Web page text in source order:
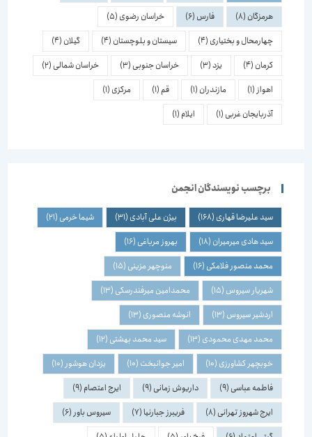
هرمزگان(8) فارس(6) خراسان رضوی(5)
چهارمحال و بختیاری(4) سیستان و بلوچستان(4) گیلان(4)
کرمان(4)
(3) خراسان جنوبی(3) خراسان شمالی(2)
اهواز(1) مازندران(1)
(1) مرکزی(1)
آذربایجان غربی(1) ایلام(1)
برچسب نویسندگان انجمن
سید علیرضا قهاری(168) بیژن علی آبادی(31) شیما خرمی(21)
سید هادی میرمیران(18) بهروز مرباغی(16)
محمد منصور فلامکی(16) منوچهر مزینی(15)
شهریار سیروس(15) محمدامین میرفندرسکی(13)
اردشیر سیروس(13) انوشه منصوری(13)
محمد مهدی محمودی(13) سید محمد بهشتی(12)
خوبچهر کشاورزی(10) امیر جوانبخت(10) یزدان هوشور(10)
فاطمه عباسی(9) داریوش زمانی(9) ایرج اعتصام(9)
ایرج شهروز تهرانی(8) فریبرز جبارنیا(7) سیروس باور (6)